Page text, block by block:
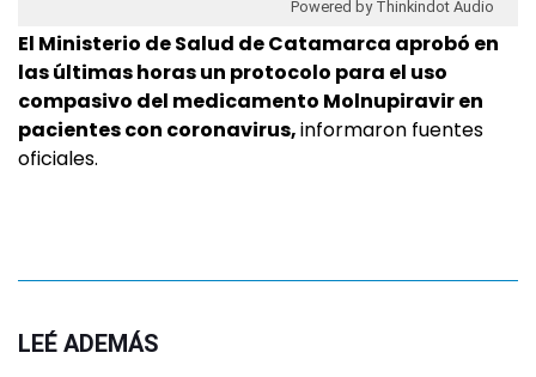
Powered by Thinkindot Audio
El Ministerio de Salud de Catamarca aprobó en
las últimas horas un protocolo para el uso
compasivo del medicamento Molnupiravir en
pacientes con coronavirus,informaron fuentes
oficiales.
LEÉ ADEMÁS